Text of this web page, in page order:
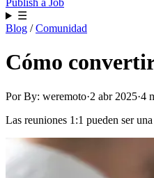
Publish a Job
☰
Blog /Comunidad
Cómo
Por By: weremoto·2 abr 2025·4
Las reuniones 1:1 pueden ser